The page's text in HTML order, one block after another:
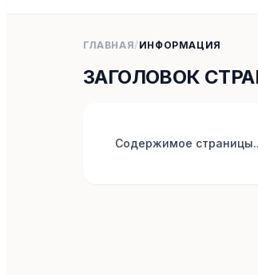
ГЛАВНАЯ/ ИНФОРМАЦИЯ
ЗАГОЛОВОК
Содержимое